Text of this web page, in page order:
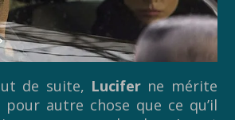
de suite, Luciferne mérite
pour autre chose que ce qu’il